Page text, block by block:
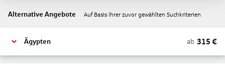
Alternative Angebote Auf Basis Ihrer zuvor gewählten Suchkriterien
Ägypten ab 315 €